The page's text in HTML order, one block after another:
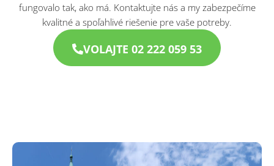
fungovalo tak, ako má. Kontaktujte nás a my zabezpečíme
kvalitné a spoľahlivé riešenie pre vaše potreby.
VOLAJTE 02 222 059 53